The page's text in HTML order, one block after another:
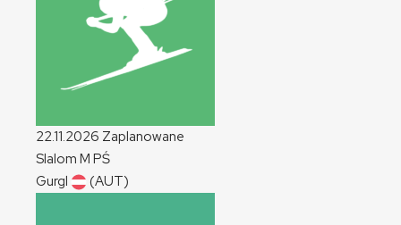
22.11.2026 Zaplanowane
Slalom M PŚ
Gurgl
(AUT)